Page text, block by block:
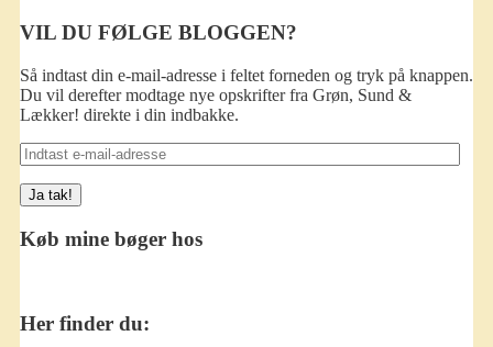
VIL DU FØLGE BLOGGEN?
Så indtast din e-mail-adresse i feltet forneden og tryk på knappen.
Du vil derefter modtage nye opskrifter fra Grøn, Sund &
Lækker! direkte i din indbakke.
Indtast
e-
mail-
adresse
Køb mine bøger hos
Her finder du: